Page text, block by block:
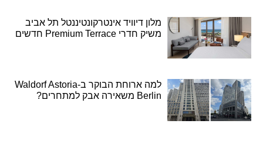
מלון דיוויד אינטרקונטיננטל תל אביב
משיק חדרי Premium Terrace חדשים
למה ארוחת הבוקר ב-Waldorf Astoria
Berlin משאירה אבק למתחרים?